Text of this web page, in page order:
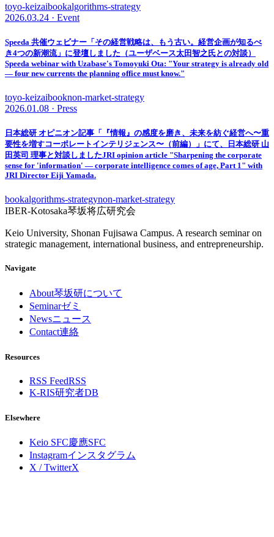
toyo-keizaibookalgorithms-strategy
2026.03.24 · Event
Speeda 共催ウェビナー「その経営戦略は、もう古い。経営企画が知るべ
き4つの新潮流」に登壇しました（ユーザベース太田智之氏との対談）
Speeda webinar with Uzabase's Tomoyuki Ota: "Your strategy is already old
— four new currents the planning office must know."
toyo-keizaibooknon-market-strategy
2026.01.08 · Press
日本総研 オピニオン記事「『情報』の感度を磨き、未来を紡ぐ経営へ〜重
要性を増すコーポレートインテリジェンス〜（前編）」にて、日本総研 山
田英司 理事と対談しましたJRI opinion article "Sharpening the corporate
sense for 'information' — corporate intelligence comes of age, Part 1" with
JRI Director Eiji Yamada.
bookalgorithms-strategynon-market-strategy
IBER-Kotosaka琴坂将広研究会
Keio University, Shonan Fujisawa Campus. A research seminar on
strategic management, international business, and entrepreneurship.
Navigate
About琴坂研について
Seminarゼミ
Newsニュース
Contact連絡
Resources
RSS FeedRSS
K-RIS研究者DB
Elsewhere
Keio SFC慶應SFC
Instagramインスタグラム
X / TwitterX